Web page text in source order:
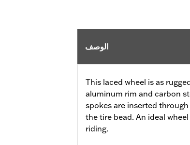
الوصف
This laced wheel is as
aluminum rim and carbon
spokes are inserted
the tire bead. An ideal
riding.